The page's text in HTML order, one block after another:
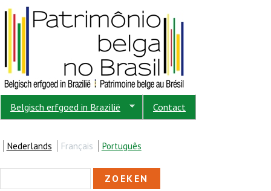
Overslaan en naar de inhoud gaan
Belgisch erfgoed in Brazilië Contact
Nederlands Français Português
ZOEKVELD